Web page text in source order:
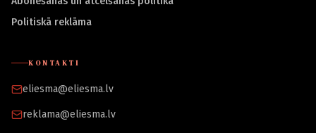
Politiskā reklāma
KONTAKTI
eliesma@eliesma.lv
reklama@eliesma.lv